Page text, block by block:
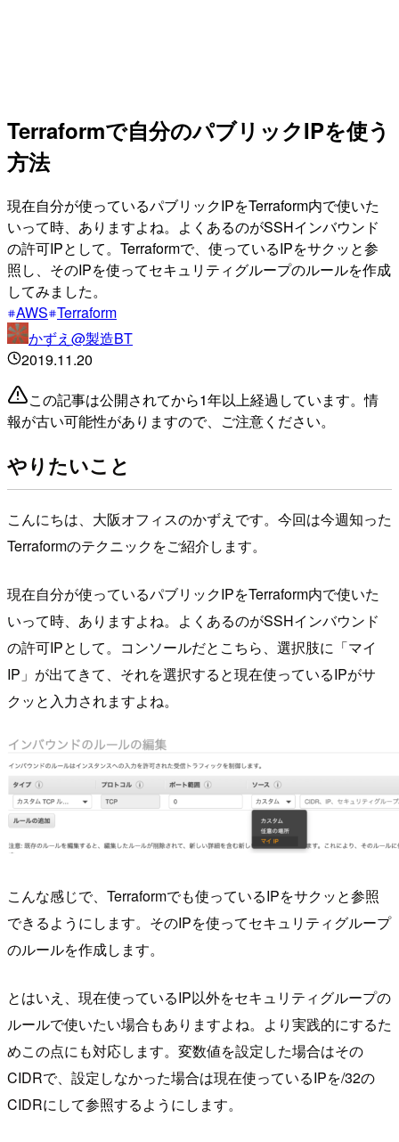
Terraformで自分のパブリックIPを使う
方法
現在自分が使っているパブリックIPをTerraform内で使いた
いって時、ありますよね。よくあるのがSSHインバウンド
の許可IPとして。Terraformで、使っているIPをサクッと参
照し、そのIPを使ってセキュリティグループのルールを作成
してみました。
AWS Terraform
かずえ@製造BT
2019.11.20
この記事は公開されてから1年以上経過しています。情
報が古い可能性がありますので、ご注意ください。
やりたいこと
こんにちは、大阪オフィスのかずえです。今回は今週知った
Terraformのテクニックをご紹介します。
現在自分が使っているパブリックIPをTerraform内で使いた
いって時、ありますよね。よくあるのがSSHインバウンド
の許可IPとして。コンソールだとこちら、選択肢に「マイ
IP」が出てきて、それを選択すると現在使っているIPがサ
クッと入力されますよね。
こんな感じで、Terraformでも使っているIPをサクッと参照
できるようにします。そのIPを使ってセキュリティグループ
のルールを作成します。
とはいえ、現在使っているIP以外をセキュリティグループの
ルールで使いたい場合もありますよね。より実践的にするた
めこの点にも対応します。変数値を設定した場合はその
CIDRで、設定しなかった場合は現在使っているIPを/32の
CIDRにして参照するようにします。